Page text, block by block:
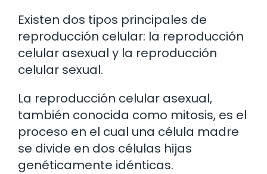
Existen dos tipos principales de
reproducción celular: la reproducción
celular asexual y la reproducción
celular sexual.
La reproducción celular asexual,
también conocida como mitosis, es el
proceso en el cual una célula madre
se divide en dos células hijas
genéticamente idénticas.